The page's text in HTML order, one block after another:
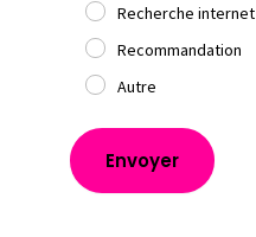
Recherche internet
Recommandation
Autre
Envoyer